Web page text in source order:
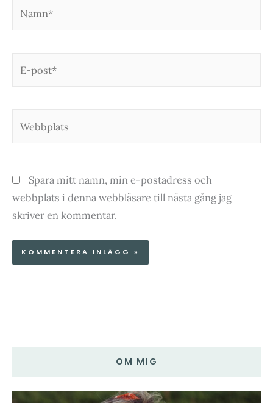
post*
Spara mitt namn, min e-postadress och
webbplats i denna webbläsare till nästa gång jag
skriver en kommentar.
OM MIG